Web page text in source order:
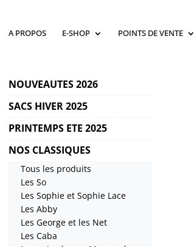
A PROPOS E-SHOP POINTS DE VENTE
NOUVEAUTES 2026
SACS HIVER 2025
PRINTEMPS ETE 2025
NOS CLASSIQUES
Tous les produits
Les So
Les Sophie et Sophie Lace
Les Abby
Les George et les Net
Les Caba